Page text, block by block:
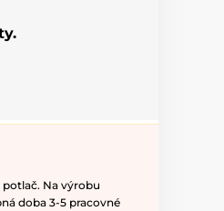
potlač. Na výrobu
doba 3-5 pracovné